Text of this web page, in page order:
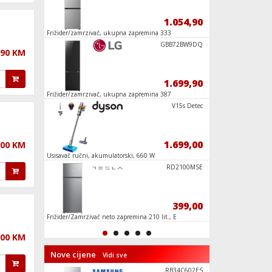
KM
KM
KM
26,90
LCS107618E
Frižider/zamrzivač, ukupna zapremina 333
1.054,90
Frižider/zamrzivač, ukupna zapremina 387
lit., D
GBB72BW9DQ
1.699,90
Usisavač ručni, akumulatorski, 660 W
V15s Detec
1.699,00
Frižider/Zamrzivač neto zapremina 210 lit., E
RD2100MSE
399,00
Nove cijene Vidi sve
NA342/00 RB34C602ES